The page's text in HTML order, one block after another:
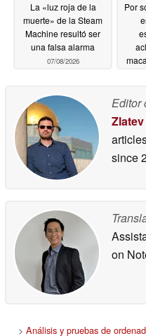
La «luz roja de la
muerte» de la Steam
Machine resultó ser
una falsa alarma
07/08/2026
Por
Editor
Zlatev
since
on
> Análisis y pruebas de